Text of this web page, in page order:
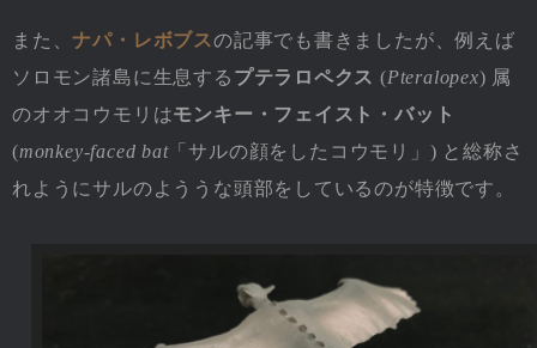
また、ナパ・レボブスの記事でも書きましたが、例えば
ソロモン諸島に生息する プテラロペクス(Pteralopex) 属
のオオコウモリはモンキー・フェイスト・バット
(monkey-faced bat「サルの顔をしたコウモリ」) と総称さ
れようにサルのよううな頭部をしているのが特徴です。